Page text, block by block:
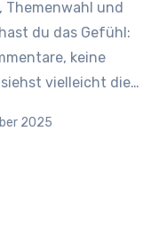
Themenwahl und
du das Gefühl:
keine
vielleicht die…
2025